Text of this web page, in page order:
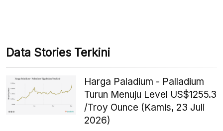
Data Stories Terkini
Harga Paladium - Palladium
Turun Menuju Level US$1255.3
/Troy Ounce (Kamis, 23 Juli
2026)